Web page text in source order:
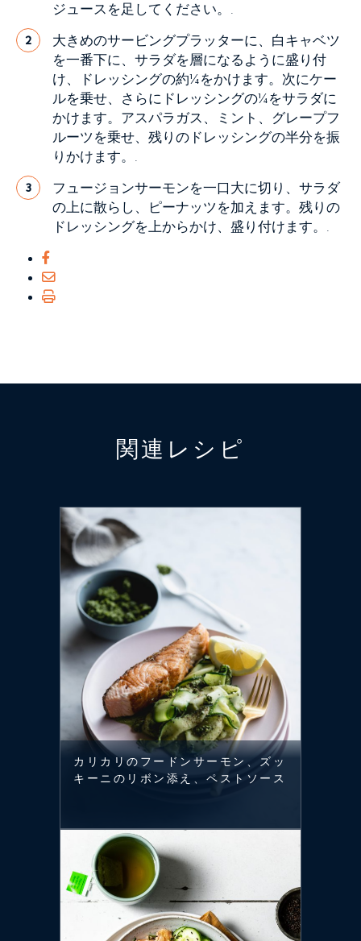
ジュースを足してください。.
2
大きめのサービングプラッターに、白キャベツ
を一番下に、サラダを層になるように盛り付
け、ドレッシングの約¼をかけます。次にケー
ルを乗せ、さらにドレッシングの¼をサラダに
かけます。アスパラガス、ミント、グレープフ
ルーツを乗せ、残りのドレッシングの半分を振
りかけます。.
3
フュージョンサーモンを一口大に切り、サラダ
の上に散らし、ピーナッツを加えます。残りの
ドレッシングを上からかけ、盛り付けます。.
関連レシピ
カリカリのフードンサーモン、ズッ
キーニのリボン添え、ペストソース